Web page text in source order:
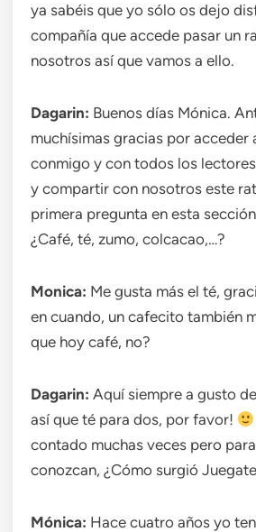
ya sabéis que yo sólo os dejo
compañía que accede pasar un
nosotros así que vamos a ello.
Dagarin: Buenos días Mónica.
muchísimas gracias por acceder
conmigo y con todos los
y compartir con nosotros este
primera pregunta en esta
¿Café, té, zumo, colcacao,…?
Monica: Me gusta más el té,
en cuando, un cafecito también
que hoy café, no?
Dagarin: Aquí siempre a gusto
así que té para dos, por favor!
contado muchas veces pero
conozcan, ¿Cómo surgió
Mónica: Hace cuatro años yo